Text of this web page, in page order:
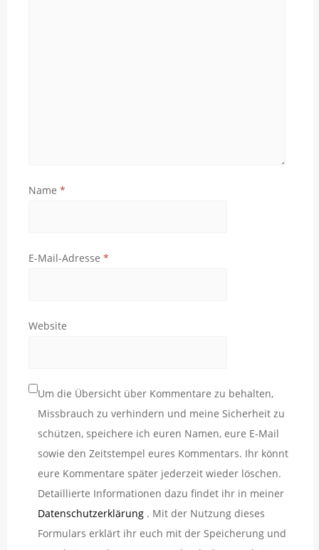
Name *
E-Mail-Adresse *
Website
Um die Übersicht über Kommentare zu behalten,
Missbrauch zu verhindern und meine Sicherheit zu
schützen, speichere ich euren Namen, eure E-Mail
sowie den Zeitstempel eures Kommentars. Ihr könnt
eure Kommentare später jederzeit wieder löschen.
Detaillierte Informationen dazu findet ihr in meiner
Datenschutzerklärung . Mit der Nutzung dieses
Formulars erklärt ihr euch mit der Speicherung und